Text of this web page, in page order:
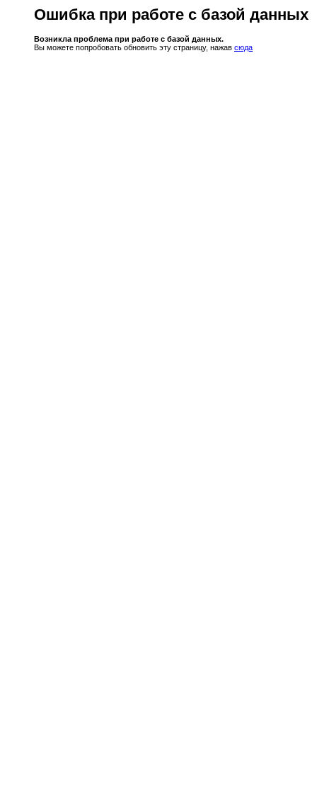
Ошибка при работе с базой данных
Возникла проблема при работе с базой данных.
Вы можете попробовать обновить эту страницу, нажав сюда